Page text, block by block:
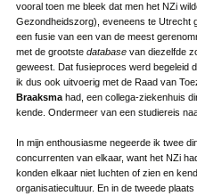
vooral toen me bleek dat men het NZi
Gezondheidszorg), eveneens te Utrecht
een fusie van een van de meest
met de grootste databasevan diezelfde
geweest. Dat fusieproces werd begeleid
ik dus ook uitvoerig met de Raad van
Braaksmahad, een collega-ziekenhuis
kende. Ondermeer van een studiereis
In mijn enthousiasme negeerde ik twee
concurrenten van elkaar, want het NZi
konden elkaar niet luchten of zien en
organisatiecultuur. En in de tweede